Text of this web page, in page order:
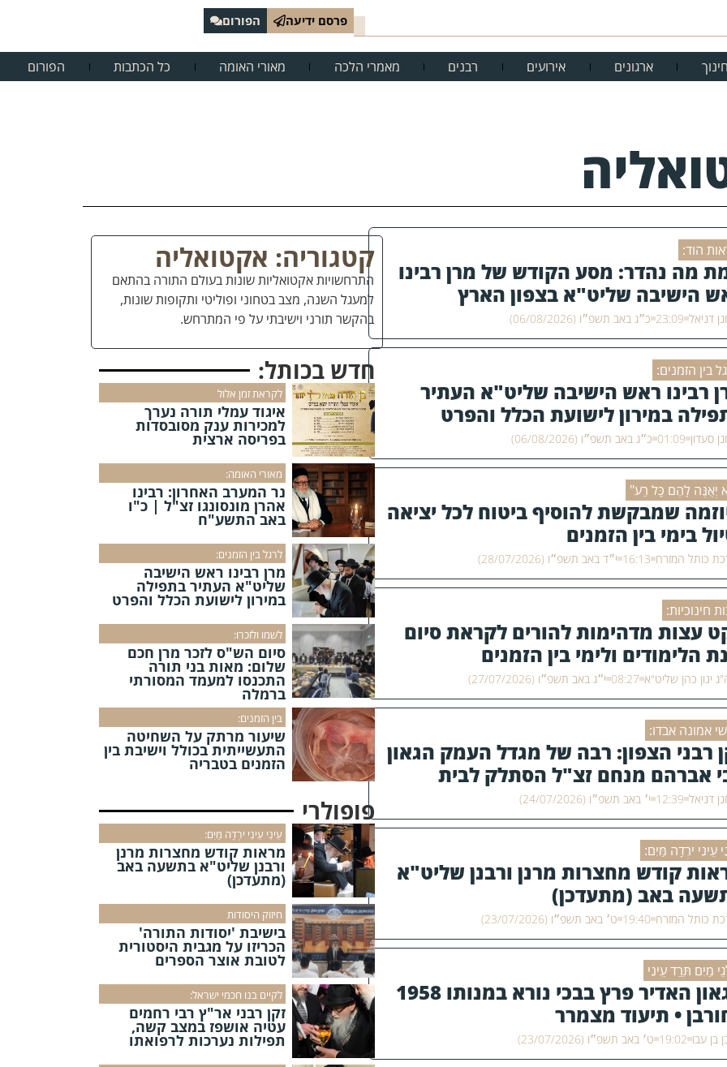
פרסם ידיעה הפורום
חינוך ארגונים אירועים רבנים מאמרי הלכה מאורי האומה כל הכתבות הפורום
הוד:
מה נהדר: מסע הקודש של מרן רבינו
הישיבה שליט"א בצפון הארץ
דניאל 23:09 כ״ג באב תשפ״ו (06/08/2026)
בין הזמנים:
רבינו ראש הישיבה שליט"א העתיר
במירון לישועת הכלל והפרט
סעדון 01:09 כ״ג באב תשפ״ו (06/08/2026)
יְאֻנֶּה לָהֶם כָּל רַע"
שמבקשת להוסיף ביטוח לכל יציאה
בימי בין הזמנים
כותל המזרח 16:13 י״ד באב תשפ״ו (28/07/2026)
חינוכיות:
עצות מדהימות להורים לקראת סיום
הלימודים ולימי בין הזמנים
ינון כהן שליט"א 08:27 י״ג באב תשפ״ו (27/07/2026)
אמונה אבדו:
רבני הצפון: רבה של מגדל העמק הגאון
אברהם מנחם זצ"ל הסתלק לבית
דניאל 12:39 י׳ באב תשפ״ו (24/07/2026)
עֵינִי יֹרְדָה מַּיִם:
קודש מחצרות מרנן ורבנן שליט"א
באב (מתעדכן)
כותל המזרח 19:40 ט׳ באב תשפ״ו (23/07/2026)
מַיִם תֵּרַד עֵינִי
הגאון האדיר פרץ בבכי נורא במנותו 1958
• תיעוד מצמרר
בן עבו 19:02 ט׳ באב תשפ״ו (23/07/2026)
קטגוריה: אקטואליה
התרחשויות אקטואליות שונות בעולם התורה בהתאם
למעגל השנה, מצב בטחוני ופוליטי ותקופות שונות,
בהקשר תורני וישיבתי על פי המתרחש.
חדש בכותל:
לקראת זמן אלול
איגוד עמלי תורה נערך
למכירות ענק מסובסדות
בפריסה ארצית
מאורי האומה:
נר המערב האחרון: רבינו
אהרן מונסונגו זצ"ל | כ"ו
באב התשע"ח
לרגל בין הזמנים:
מרן רבינו ראש הישיבה
שליט"א העתיר בתפילה
במירון לישועת הכלל והפרט
לשמו ולזכרו:
סיום הש"ס לזכר מרן חכם
שלום: מאות בני תורה
התכנסו למעמד המסורתי
ברמלה
בין הזמנים:
שיעור מרתק על השחיטה
התעשייתית בכולל וישיבת בין
הזמנים בטבריה
פופולרי
עֵינִי עֵינִי יֹרְדָה מַּיִם:
מראות קודש מחצרות מרנן
ורבנן שליט"א בתשעה באב
(מתעדכן)
חיזוק היסודות
בישיבת 'יסודות התורה'
הכריזו על מגבית היסטורית
לטובת אוצר הספרים
לקיים בנו חכמי ישראל:
זקן רבני אר"ץ רבי רחמים
עטיה אושפז במצב קשה,
תפילות נערכות לרפואתו